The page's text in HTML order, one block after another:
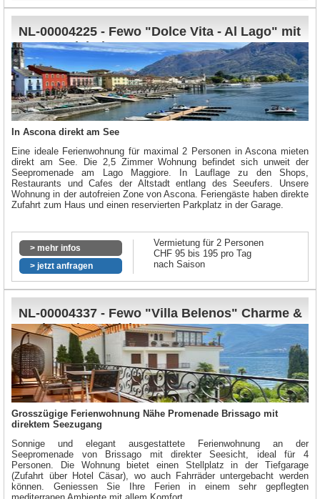
NL-00004225 - Fewo "Dolce Vita - Al Lago" mit
Top Seesicht im Zentrum von Ascona
In Ascona direkt am See
Eine ideale Ferienwohnung für maximal 2 Personen in Ascona mieten
direkt am See. Die 2,5 Zimmer Wohnung befindet sich unweit der
Seepromenade am Lago Maggiore. In Lauflage zu den Shops,
Restaurants und Cafes der Altstadt entlang des Seeufers. Unsere
Wohnung in der autofreien Zone von Ascona. Feriengäste haben direkte
Zufahrt zum Haus und einen reservierten Parkplatz in der Garage.
> mehr infos
> jetzt anfragen
Vermietung für 2 Personen
CHF 95 bis 195 pro Tag
nach Saison
NL-00004337 - Fewo "Villa Belenos" Charme &
Design mit Seesicht
Grosszügige Ferienwohnung Nähe Promenade Brissago mit
direktem Seezugang
Sonnige und elegant ausgestattete Ferienwohnung an der
Seepromenade von Brissago mit direkter Seesicht, ideal für 4
Personen. Die Wohnung bietet einen Stellplatz in der Tiefgarage
(Zufahrt über Hotel Cäsar), wo auch Fahrräder untergebacht werden
können. Geniessen Sie Ihre Ferien in einem sehr gepflegten